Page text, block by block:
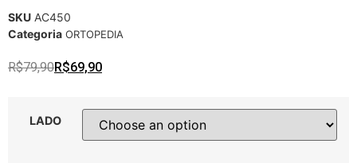
SKU AC450
Categoria ORTOPEDIA
R$79,90R$69,90
LADO